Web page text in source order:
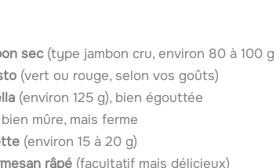
sec(type jambon cru, environ 80 à 100
(vert ou rouge, selon vos goûts)
(environ 125 g), bien égouttée
mûre, mais ferme
(environ 15 à 20 g)
râpé (facultatif mais délicieux)